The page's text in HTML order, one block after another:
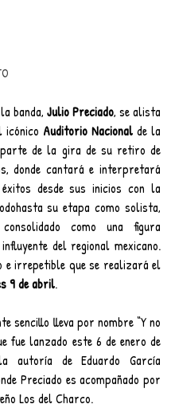
banda, Julio Preciado, se alista
Auditorio Nacional de la
de la gira de su retiro de
donde cantará e interpretará
desde sus inicios con la
su etapa como solista,
como una figura
del regional mexicano.
e irrepetible que se realizará el
9 de abril.
sencillo lleva por nombre “Y no
fue lanzado este 6 de enero de
autoría de Eduardo García
Preciado es acompañado por
Los del Charco.